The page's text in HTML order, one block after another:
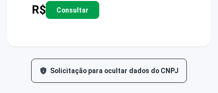
R$ Consultar
Solicitação para ocultar dados do CNPJ